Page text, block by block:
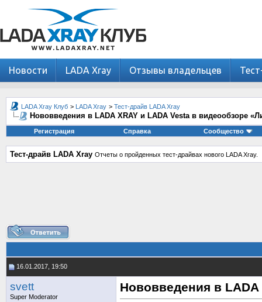
Новости LADA Xray Отзывы владельцев
LADA Xray Клуб > LADA Xray > Тест-драйв LADA Xray
Нововведения в LADA XRAY и LADA Vesta в видеообзоре
Регистрация Справка Сообщество
Тест-драйв LADA Xray Отчеты о пройденных тест-драйвах нового LADA Xray.
16.01.2017, 19:50
svett
Super Moderator
Нововведения в LADA